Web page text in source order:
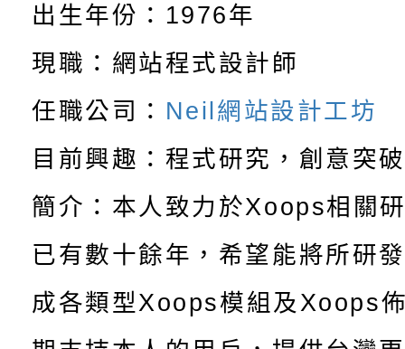
結果(第4招)
學年度第1學期第7次代
結果(第12招)
轉知：桃園市115學年
賽及師生本土語及新住
賽實施要點
轉知：「桃園市115學
比賽實施要點」
轉知：「115年金融知
動辦法」
轉知臺中市政府政風處
城市手牽手，綠能透明
畫影片一案
轉知：「115學年度全
劇比賽實施要點」及修
表
轉知：桃園市115年度
敬師藝文競賽』實施計
【甄選結果(第11招)】
出生年份：1976年
現職：網站程式設計師
任職公司： Neil網站設計工坊
目前興趣：程式研究，創意突
簡介：本人致力於Xoops相關
已有數十餘年，希望能將所研
成各類型Xoops模組及Xoops